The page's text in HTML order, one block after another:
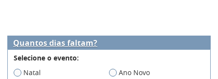
Quantos dias faltam?
Selecione o evento:
Natal
Ano Novo